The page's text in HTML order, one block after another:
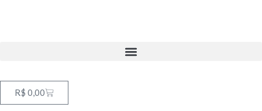
R$ 0,00